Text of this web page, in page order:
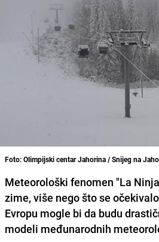
Foto: Olimpijski centar Jahorina / Snijeg na
Meteorološki fenomen "La
zime, više nego što se
Evropu mogle bi da budu
modeli međunarodnih